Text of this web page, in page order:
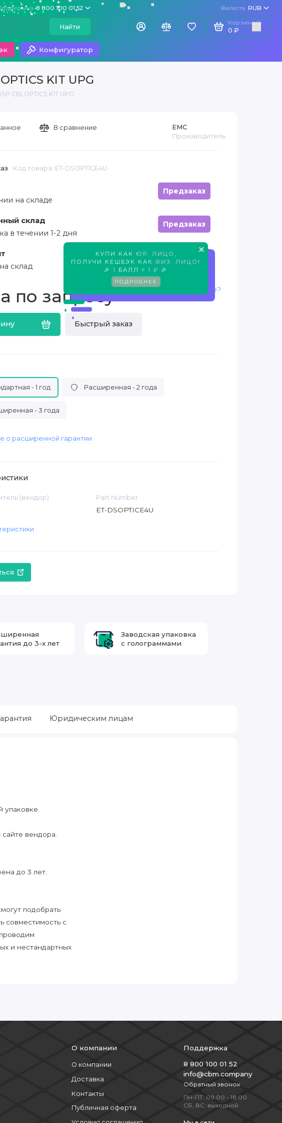
8 800 100 01 52 Валюта RUB
Найти
Корзина 0
0 ₽
Конфигуратор
KIT UPG
CBLOPTICS KIT UPG
×
КУПИ КАК ЮР. ЛИЦО
ПОЛУЧИ КЕШБЭК КАК ФИЗ. ЛИЦО !
🎉 1 БАЛЛ = 1 ₽ 🎉
ПОДРОБНЕЕ
Код товара: ET-DSOPTICE4U
EMC
Производитель
Предзаказ
на складе
склад
Предзаказ
в течении 1-2 дня
Предзаказ
склад
по запросу
Быстрый заказ
Нашли дешевле?
В сравнение
- 1 год Расширенная - 2 года
- 3 года
о расширенной гарантии
(вендор) Part Number
ET-DSOPTICE4U
до 3-х лет
Заводская упаковка
с голограммами
Юридическим лицам
вендора.
до 3 лет.
подобрать
совместимость с
и нестандартных
О компании
О компании
Доставка
Контакты
Публичная оферта
Поддержка
8 800 100 01 52
info@cbm.company
Обратный звонок
ПН-ПТ: 09:00 - 18:00
СБ, ВС: выходной